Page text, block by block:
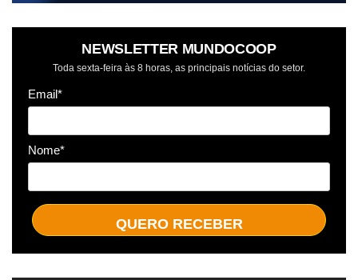
NEWSLETTER MUNDOCOOP
Toda sexta-feira às 8 horas, as principais notícias do setor.
Email*
Nome*
QUERO RECEBER